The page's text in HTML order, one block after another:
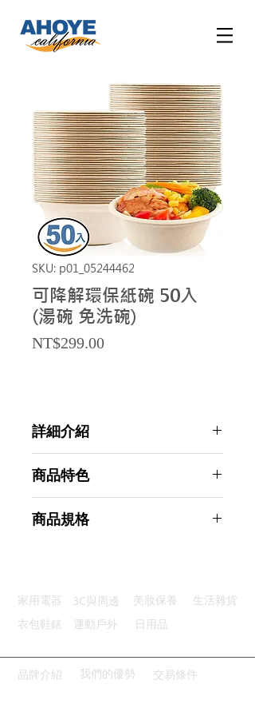
SKU: p01_05244462
可降解環保紙碗 50入
(湯碗 免洗碗)
NT$299.00Price
詳細介紹
商品特色
防油耐溫：適用微波爐便利實用
商品規格
主要材質：紙
商品尺寸：11*11*5cm
產地名稱：中國大陸
代理商：亞桓有限公司
家用電器 3C與周邊 美妝保養
生活雜貨
衣包鞋錶
運動戶外 日用品
品牌介紹 我們的優勢 交易條件